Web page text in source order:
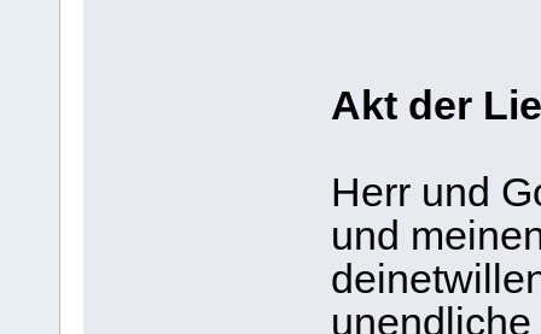
Akt der
Herr und
und